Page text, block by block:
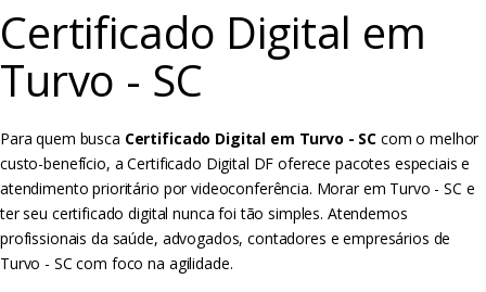
Certificado Digital em
Turvo - SC
Para quem busca Certificado Digital em Turvo - SC com o melhor
custo-benefício, a Certificado Digital DF oferece pacotes especiais e
atendimento prioritário por videoconferência. Morar em Turvo - SC e
ter seu certificado digital nunca foi tão simples. Atendemos
profissionais da saúde, advogados, contadores e empresários de
Turvo - SC com foco na agilidade.